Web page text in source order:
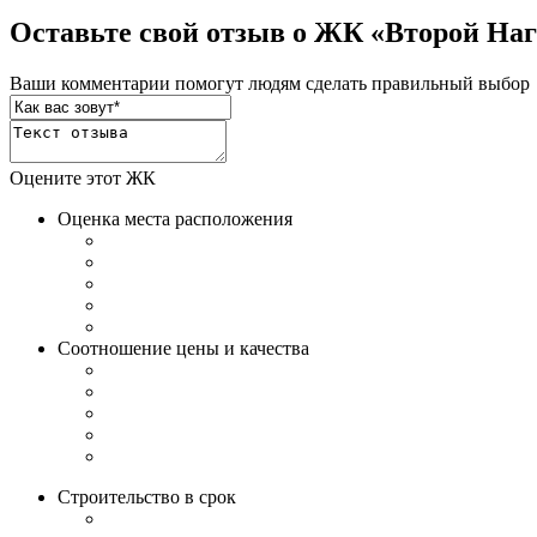
Оставьте свой отзыв о ЖК «Второй
Ваши комментарии помогут людям сделать правильный выбор
Оцените этот ЖК
Оценка места расположения
Соотношение цены и качества
Строительство в срок